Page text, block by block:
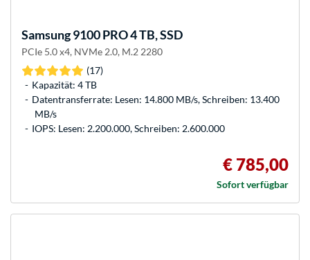
Samsung9100 PRO 4 TB, SSD
PCIe 5.0 x4, NVMe 2.0, M.2 2280
(17)
Kapazität: 4 TB
Datentransferrate: Lesen: 14.800 MB/s, Schreiben: 13.400
MB/s
IOPS: Lesen: 2.200.000, Schreiben: 2.600.000
€ 785,00
Sofort verfügbar